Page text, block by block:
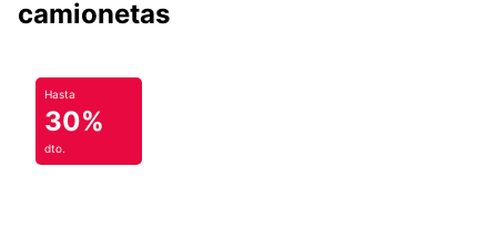
camionetas
Hasta
30%
dto.